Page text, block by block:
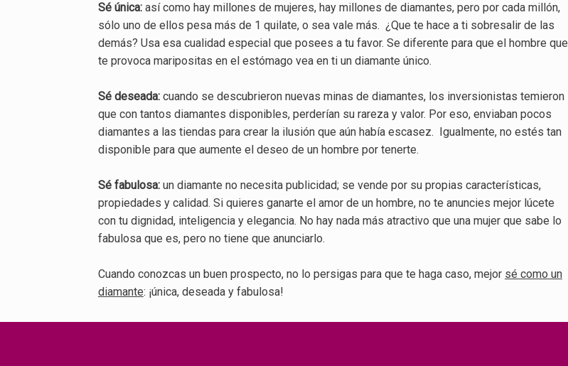
Sé única:así como hay millones de mujeres, hay millones de diamantes, pero por cada millón,
sólo uno de ellos pesa más de 1 quilate, o sea vale más. ¿Que te hace a ti sobresalir de las
demás? Usa esa cualidad especial que posees a tu favor. Se diferente para que el hombre que
te provoca maripositas en el estómago vea en ti un diamante único.
Sé deseada:cuando se descubrieron nuevas minas de diamantes, los inversionistas temieron
que con tantos diamantes disponibles, perderían su rareza y valor. Por eso, enviaban pocos
diamantes a las tiendas para crear la ilusión que aún había escasez. Igualmente, no estés tan
disponible para que aumente el deseo de un hombre por tenerte.
Sé fabulosa: un diamante no necesita publicidad; se vende por su propias características,
propiedades y calidad. Si quieres ganarte el amor de un hombre, no te anuncies mejor lúcete
con tu dignidad, inteligencia y elegancia. No hay nada más atractivo que una mujer que sabe lo
fabulosa que es, pero no tiene que anunciarlo.
Cuando conozcas un buen prospecto, no lo persigas para que te haga caso, mejor sé como un
diamante: ¡única, deseada y fabulosa!